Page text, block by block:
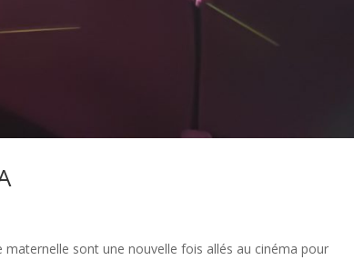
sont une nouvelle fois allés au cinéma pour